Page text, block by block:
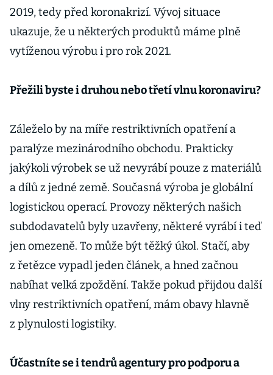
2019, tedy před koronakrizí. Vývoj situace
ukazuje, že u některých produktů máme plně
vytíženou výrobu i pro rok 2021.
Přežili byste i druhou nebo třetí vlnu koronaviru?
Záleželo by na míře restriktivních opatření a
paralýze mezinárodního obchodu. Prakticky
jakýkoli výrobek se už nevyrábí pouze z materiálů
a dílů z jedné země. Současná výroba je globální
logistickou operací. Provozy některých našich
subdodavatelů byly uzavřeny, některé vyrábí i teď
jen omezeně. To může být těžký úkol. Stačí, aby
z řetězce vypadl jeden článek, a hned začnou
nabíhat velká zpoždění. Takže pokud přijdou další
vlny restriktivních opatření, mám obavy hlavně
z plynulosti logistiky.
Účastníte se i tendrů agentury pro podporu a